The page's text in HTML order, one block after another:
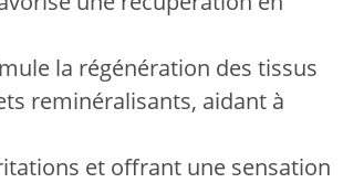
la régénération des tissus
reminéralisants, aidant à
et offrant une sensation